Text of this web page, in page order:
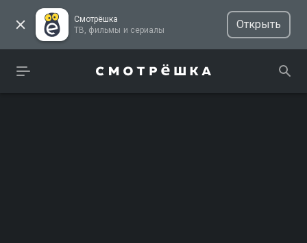
Смотрёшка
ТВ, фильмы и сериалы
Открыть